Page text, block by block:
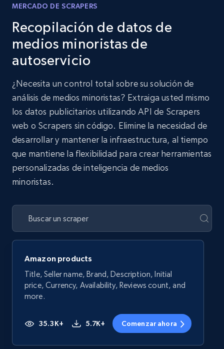
MERCADO DE SCRAPERS
Recopilación de datos de
medios minoristas de
autoservicio
¿Necesita un control total sobre su solución de
análisis de medios minoristas? Extraiga usted mismo
los datos publicitarios utilizando API de Scrapers
web o Scrapers sin código. Elimine la necesidad de
desarrollar y mantener la infraestructura, al tiempo
que mantiene la flexibilidad para crear herramientas
personalizadas de inteligencia de medios
minoristas.
Amazon products
Title, Seller name, Brand, Description, Initial
price, Currency, Availability, Reviews count, and
more.
35.3K+ 5.7K+ Comenzar ahora